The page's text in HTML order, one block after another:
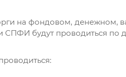
на фондовом, денежном,
СПФИ будут проводиться по
данных *